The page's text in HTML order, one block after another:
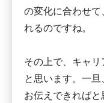
の変化に合わせて
れるのですね。
その上で、キャ
と思います。一
お伝えできればと